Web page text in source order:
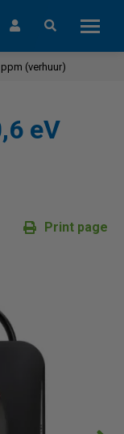
(verhuur)
eV
Print page